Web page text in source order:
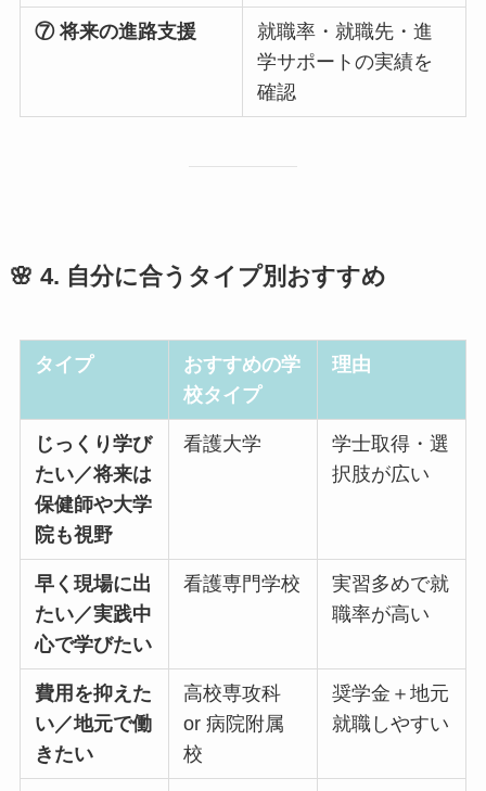
⑦ 将来の進路支援
就職率・就職先・進
学サポートの実績を
確認
🌸 4. 自分に合うタイプ別おすすめ
タイプ
おすすめの学
校タイプ
理由
じっくり学び
たい／将来は
保健師や大学
院も視野
看護大学
学士取得・選
択肢が広い
早く現場に出
たい／実践中
心で学びたい
看護専門学校
実習多めで就
職率が高い
費用を抑えた
い／地元で働
きたい
高校専攻科
or 病院附属
校
奨学金＋地元
就職しやすい